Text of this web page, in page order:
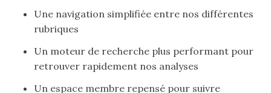
Une navigation simplifiée entre nos différentes
rubriques
Un moteur de recherche plus performant pour
retrouver rapidement nos analyses
Un espace membre repensé pour suivre